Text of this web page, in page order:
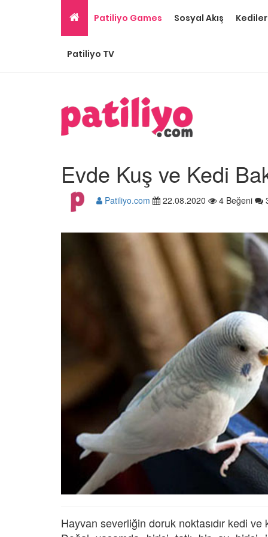
Patiliyo Games Sosyal Akış Kediler
Patiliyo TV
Evde Kuş ve Kedi
Patiliyo.com 22.08.2020 4 Beğeni
Hayvan severliğin doruk noktasıdır kedi
Gri Kedi Cinsleri: 14
Özellikleri
26.05.2020
Tüm İnsanların Ders
Gereken 26
22.05.2020
Anne Kedi
Reddeder ve Terk
22.05.2020
Evde Beslenebilecek
Küçük Kedi Cinsi
22.05.2020
Yavru Kedilerde Pire